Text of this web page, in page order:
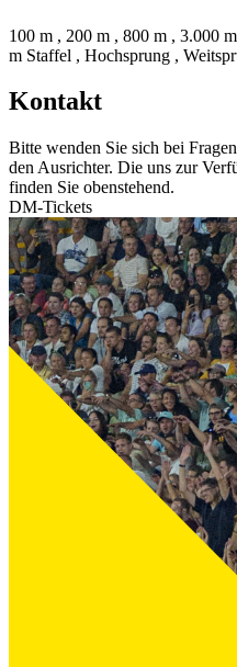
100 m , 200 m , 800 m , 3.000
m Staffel , Hochsprung ,
Kontakt
Bitte wenden Sie sich bei
den Ausrichter. Die uns zur
finden Sie obenstehend.
DM-Tickets